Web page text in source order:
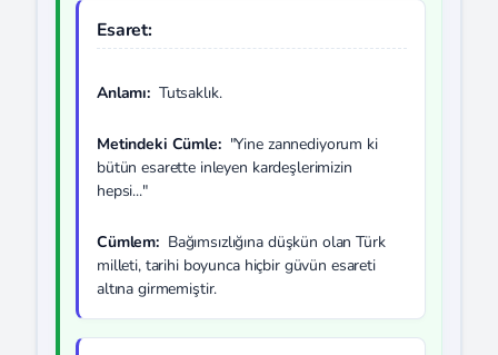
Esaret:
Anlamı: Tutsaklık.
Metindeki Cümle: "Yine zannediyorum ki
bütün esarette inleyen kardeşlerimizin
hepsi..."
Cümlem: Bağımsızlığına düşkün olan Türk
milleti, tarihi boyunca hiçbir güvün esareti
altına girmemiştir.